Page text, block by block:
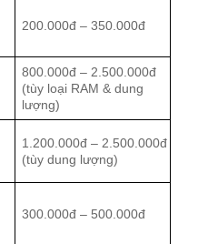
200.000đ – 350.000đ
800.000đ – 2.500.000đ
(tùy loại RAM & dung
lượng)
1.200.000đ – 2.500.000đ
(tùy dung lượng)
300.000đ – 500.000đ